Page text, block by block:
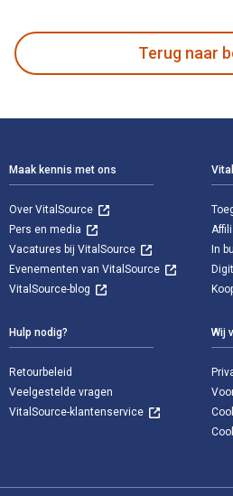
Terug naar
Maak kennis met ons
Over VitalSource
Pers en media
Vacatures bij VitalSource
Evenementen van VitalSource
VitalSource-blog
In
Hulp nodig?
Retourbeleid
Veelgestelde vragen
VitalSource-klantenservice
Wij